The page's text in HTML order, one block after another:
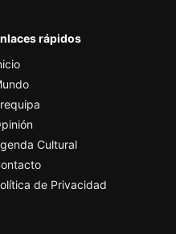
rápidos
Cultural
de Privacidad